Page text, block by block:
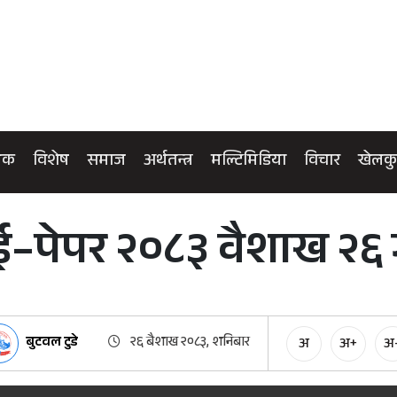
विशेष समाज अर्थतन्त्र मल्टिमिडिया विचार
२०८३ वैशाख २६
बुटवल टुडे २६ बैशाख २०८३, शनिबार अ अ+